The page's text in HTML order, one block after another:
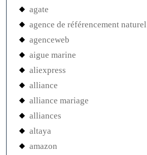
agate
agence de référencement naturel
agenceweb
aigue marine
aliexpress
alliance
alliance mariage
alliances
altaya
amazon